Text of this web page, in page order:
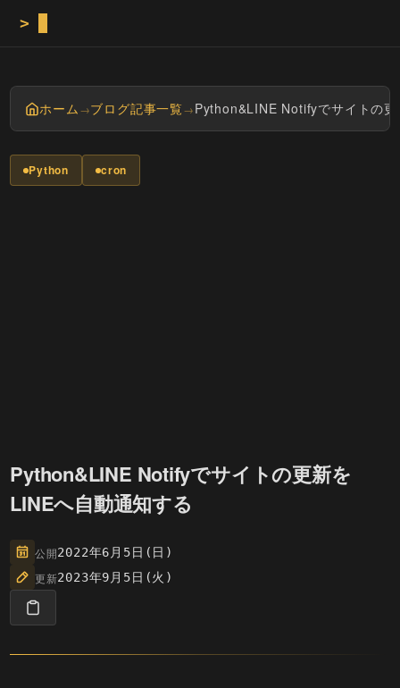
>
ホーム→ブログ記事一覧→Python&LINE Notifyでサイトの
Python cron
Python&LINE Notifyでサイトの更新を
LINEへ自動通知する
公開2022年6月5日(日)
更新2023年9月5日(火)